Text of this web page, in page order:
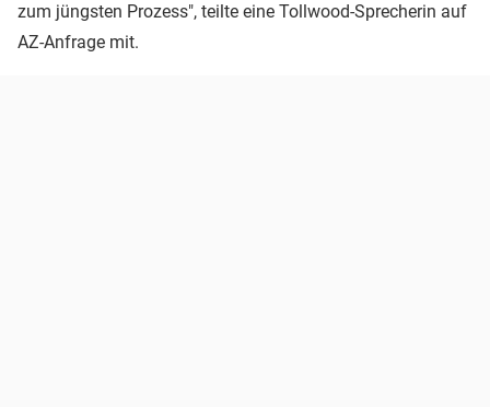
zum jüngsten Prozess", teilte eine Tollwood-Sprecherin auf
AZ-Anfrage mit.